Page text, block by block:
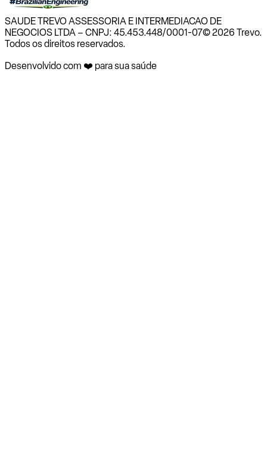
SAUDE TREVO ASSESSORIA E INTERMEDIACAO DE
NEGOCIOS LTDA – CNPJ: 45.453.448/0001-07© 2026 Trevo.
Todos os direitos reservados.
Desenvolvido com ❤️ para sua saúde